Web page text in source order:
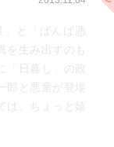
と「ばんば憑
を生み出すのも
「日暮し」の政
郎と悪童が登場
、ちょっと嬉